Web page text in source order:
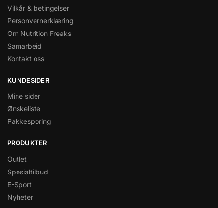
Vilkår & betingelser
Personvernerklæring
Om Nutrition Freaks
Samarbeid
Kontakt oss
KUNDESIDER
Mine sider
Ønskeliste
Pakkesporing
PRODUKTER
Outlet
Spesialtilbud
E-Sport
Nyheter